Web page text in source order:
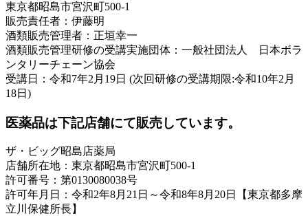
東京都昭島市宮沢町500-1
販売責任者：伊藤明
酒類販売管理者：正垣幸一
酒類販売管理研修の受講実施団体：一般社団法人 日本ボラ
ンタリーチェーン協会
受講日：令和7年2月19日 (次回研修の受講期限:令和10年2月
18日)
医薬品は下記店舗にて販売しています。
ザ・ビッグ昭島店薬局
店舗所在地：東京都昭島市宮沢町500-1
許可番号：第0130080038号
許可年月日：令和2年8月21日～令和8年8月20日【東京都多摩
立川保健所長】